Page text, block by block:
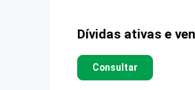
Dívidas ativas e
Consultar